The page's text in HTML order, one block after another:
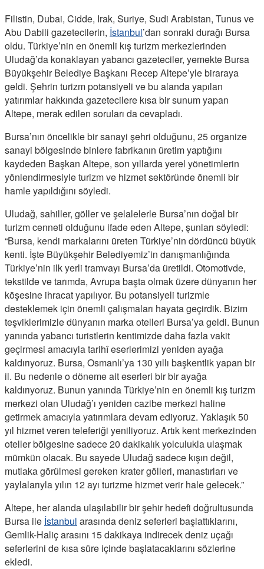
Filistin, Dubai, Cidde, Irak, Suriye, Sudi Arabistan, Tunus ve
Abu Dabili gazetecilerin, İstanbul’dan sonraki durağı Bursa
oldu. Türkiye’nin en önemli kış turizm merkezlerinden
Uludağ’da konaklayan yabancı gazeteciler, yemekte Bursa
Büyükşehir Belediye Başkanı Recep Altepe’yle biraraya
geldi. Şehrin turizm potansiyeli ve bu alanda yapılan
yatırımlar hakkında gazetecilere kısa bir sunum yapan
Altepe, merak edilen soruları da cevapladı.
Bursa’nın öncelikle bir sanayi şehri olduğunu, 25 organize
sanayi bölgesinde binlere fabrikanın üretim yaptığını
kaydeden Başkan Altepe, son yıllarda yerel yönetimlerin
yönlendirmesiyle turizm ve hizmet sektöründe önemli bir
hamle yapıldığını söyledi.
Uludağ, sahiller, göller ve şelalelerle Bursa’nın doğal bir
turizm cenneti olduğunu ifade eden Altepe, şunları söyledi:
“Bursa, kendi markalarını üreten Türkiye’nin dördüncü büyük
kenti. İşte Büyükşehir Belediyemiz’in danışmanlığında
Türkiye’nin ilk yerli tramvayı Bursa’da üretildi. Otomotivde,
tekstilde ve tarımda, Avrupa başta olmak üzere dünyanın her
köşesine ihracat yapılıyor. Bu potansiyeli turizmle
desteklemek için önemli çalışmaları hayata geçirdik. Bizim
teşviklerimizle dünyanın marka otelleri Bursa’ya geldi. Bunun
yanında yabancı turistlerin kentimizde daha fazla vakit
geçirmesi amacıyla tarihî eserlerimizi yeniden ayağa
kaldırıyoruz. Bursa, Osmanlı’ya 130 yıllı başkentlik yapan bir
il. Bu nedenle o döneme ait eserleri bir bir ayağa
kaldırıyoruz. Bunun yanında Türkiye’nin en önemli kış turizm
merkezi olan Uludağ’ı yeniden cazibe merkezi haline
getirmek amacıyla yatırımlara devam ediyoruz. Yaklaşık 50
yıl hizmet veren teleferiği yeniliyoruz. Artık kent merkezinden
oteller bölgesine sadece 20 dakikalık yolculukla ulaşmak
mümkün olacak. Bu sayede Uludağ sadece kışın değil,
mutlaka görülmesi gereken krater gölleri, manastırları ve
yaylalarıyla yılın 12 ayı turizme hizmet verir hale gelecek.”
Altepe, her alanda ulaşılabilir bir şehir hedefi doğrultusunda
Bursa ile İstanbul arasında deniz seferleri başlattıklarını,
Gemlik-Haliç arasını 15 dakikaya indirecek deniz uçağı
seferlerini de kısa süre içinde başlatacaklarını sözlerine
ekledi.